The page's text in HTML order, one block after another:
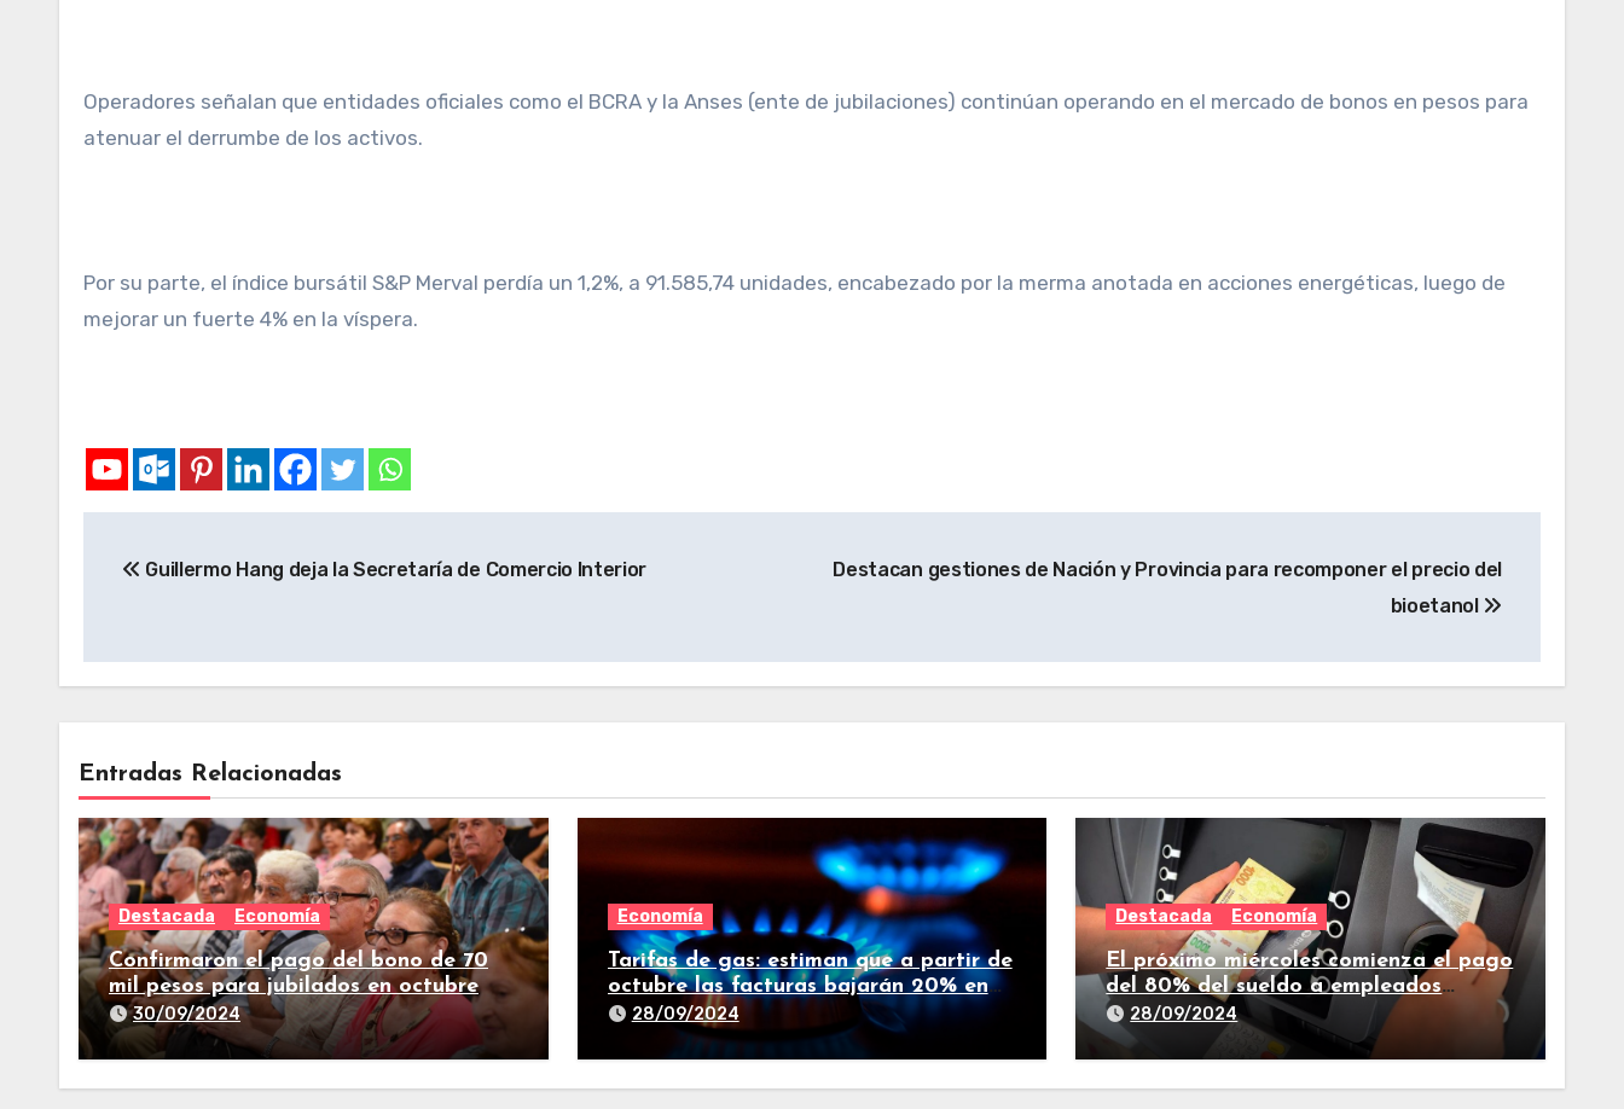
Operadores señalan que entidades oficiales como el BCRA y la Anses (ente de jubilaciones) continúan operando en el mercado de bonos en pesos para
atenuar el derrumbe de los activos.
Por su parte, el índice bursátil S&P Merval perdía un 1,2%, a 91.585,74 unidades, encabezado por la merma anotada en acciones energéticas, luego de
mejorar un fuerte 4% en la víspera.
Guillermo Hang deja la Secretaría de Comercio Interior
Destacan gestiones de Nación y Provincia para recomponer el precio del
bioetanol
Entradas Relacionadas
Destacada Economía
Confirmaron el pago del bono de 70
mil pesos para jubilados en octubre
30/09/2024
Economía
Tarifas de gas: estiman que a partir de
octubre las facturas bajarán 20% en
promedio
28/09/2024
Destacada Economía
El próximo miércoles comienza el pago
del 80% del sueldo a empleados
estatales de Tucumán
28/09/2024